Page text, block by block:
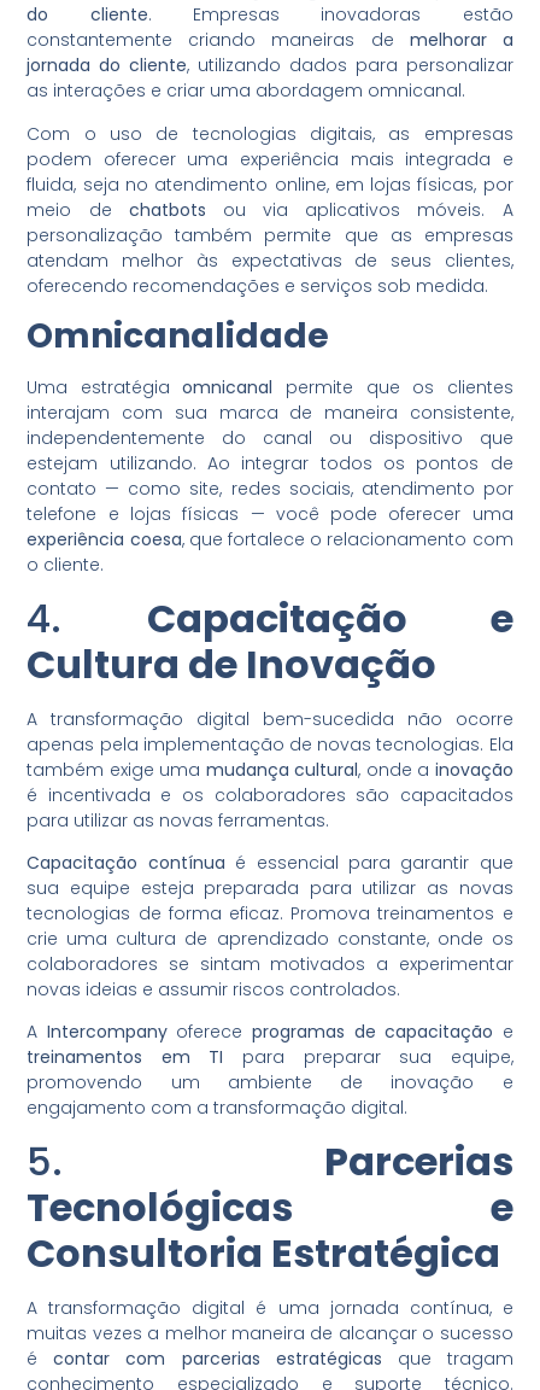
do cliente. Empresas inovadoras estão
constantemente criando maneiras de melhorar a
jornada do cliente, utilizando dados para personalizar
as interações e criar uma abordagem omnicanal.
Com o uso de tecnologias digitais, as empresas
podem oferecer uma experiência mais integrada e
fluida, seja no atendimento online, em lojas físicas, por
meio de chatbots ou via aplicativos móveis. A
personalização também permite que as empresas
atendam melhor às expectativas de seus clientes,
oferecendo recomendações e serviços sob medida.
Omnicanalidade
Uma estratégiaomnicanal permite que os clientes
interajam com sua marca de maneira consistente,
independentemente do canal ou dispositivo que
estejam utilizando. Ao integrar todos os pontos de
contato — como site, redes sociais, atendimento por
telefone e lojas físicas — você pode oferecer uma
experiência coesa, que fortalece o relacionamento com
o cliente.
4. Capacitação e
Cultura de Inovação
A transformação digital bem-sucedida não ocorre
apenas pela implementação de novas tecnologias. Ela
também exige uma mudança cultural, onde a inovação
é incentivada e os colaboradores são capacitados
para utilizar as novas ferramentas.
Capacitação contínua é essencial para garantir que
sua equipe esteja preparada para utilizar as novas
tecnologias de forma eficaz. Promova treinamentos e
crie uma cultura de aprendizado constante, onde os
colaboradores se sintam motivados a experimentar
novas ideias e assumir riscos controlados.
A Intercompanyofereceprogramas de capacitação e
treinamentos em TI para preparar sua equipe,
promovendo um ambiente de inovação e
engajamento com a transformação digital.
5. Parcerias
Tecnológicas e
Consultoria Estratégica
A transformação digital é uma jornada contínua, e
muitas vezes a melhor maneira de alcançar o sucesso
écontar com parcerias estratégicas que tragam
conhecimento especializado e suporte técnico.